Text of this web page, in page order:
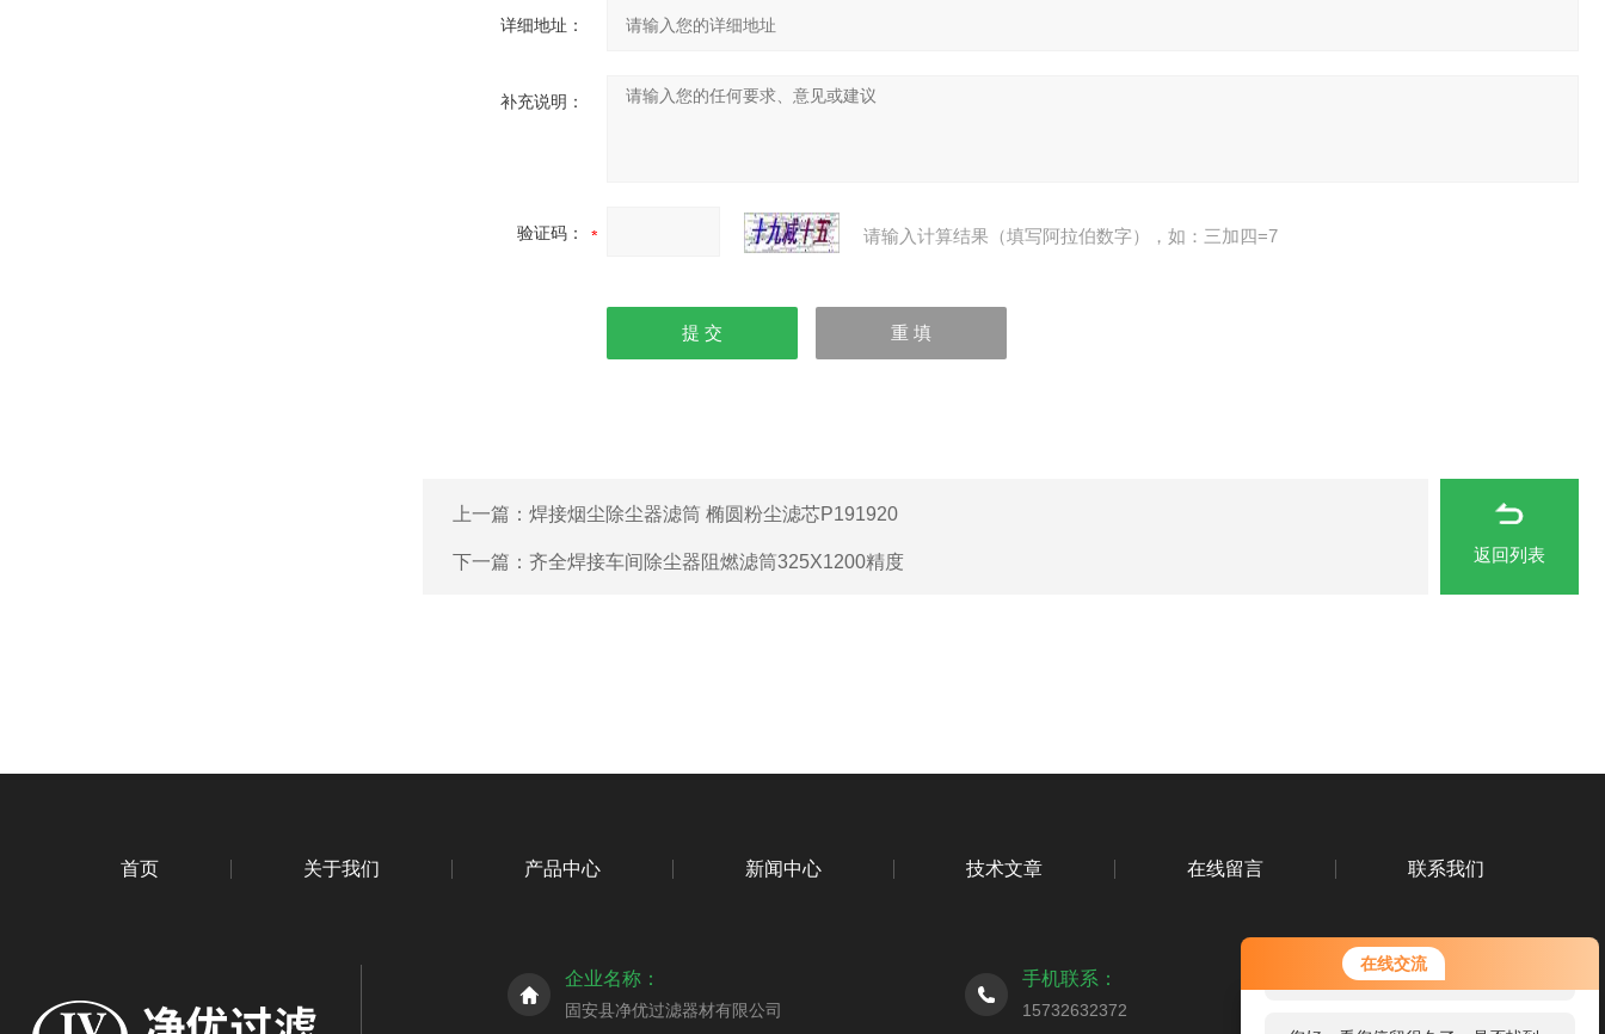
在线交流
您好！欢迎前来咨询，很高兴为您
服务，请问您要咨询什么问题呢？
详细地址：
补充说明：
验证码： 请输入计算结果（填写阿拉伯数字），如：三加四=7
上一篇： 焊接烟尘除尘器滤筒 椭圆粉尘滤芯P191920
下一篇： 齐全焊接车间除尘器阻燃滤筒325X1200精度 返回列表
首页 关于我们 产品中心 新闻中心 技术文章 在线留言 联系我们
企业名称：
固安县净优过滤器材有限公司
手机联系：
15732632372